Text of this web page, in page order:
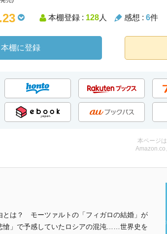
本棚登録 : 128人 感想 : 6件
本棚に登録
本ページ
とは？ モーツァルトの「フィガロの結婚」が
」で予感していたロシアの混沌……世界史を